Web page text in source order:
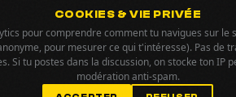
COOKIES & VIE PRIVÉE
pour comprendre comment tu navigues sur le
pour mesurer ce qui t'intéresse). Pas de
Si tu postes dans la discussion, on stocke ton IP
modération anti-spam.